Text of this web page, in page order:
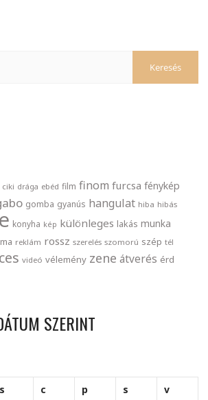
ciki drága ebéd film finom furcsa fénykép
gomba gyanús hangulat hiba hibás
konyha kép különleges lakás munka
reklám rossz szerelés szomorú szép tél
videó vélemény zene átverés érd
SZERINT
s c p s
v